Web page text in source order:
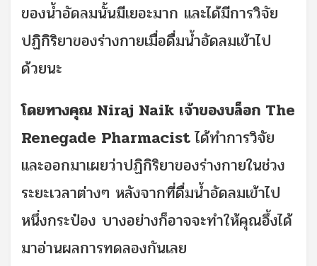
ของน้ำอัดลมนั้นมีเยอะมาก และได้มีการวิจัย
ปฏิกิริยาของร่างกายเมื่อดื่มน้ำอัดลมเข้าไป
ด้วยนะ
โดยทางคุณ Niraj Naik เจ้าของบล็อก The
Renegade Pharmacistได้ทำการวิจัย
และออกมาเผยว่าปฏิกิริยาของร่างกายในช่วง
ระยะเวลาต่างๆ หลังจากที่ดื่มน้ำอัดลมเข้าไป
หนึ่งกระป๋อง บางอย่างก็อาจจะทำให้คุณอึ้งได้
มาอ่านผลการทดลองกันเลย